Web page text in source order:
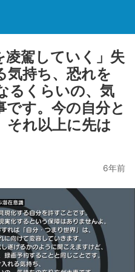
凌駕していく」失
気持ち、恐れを
るくらいの、気
す。今の自分と
それ以上に先は
6年前